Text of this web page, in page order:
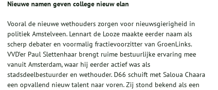
Nieuwe namen geven college nieuw elan
Vooral de nieuwe wethouders zorgen voor nieuwsgierigheid in
politiek Amstelveen. Lennart de Looze maakte eerder naam als
scherp debater en voormalig fractievoorzitter van GroenLinks.
VVD’er Paul Slettenhaar brengt ruime bestuurlijke ervaring mee
vanuit Amsterdam, waar hij eerder actief was als
stadsdeelbestuurder en wethouder. D66 schuift met Saloua Chaara
een opvallend nieuw talent naar voren. Zij stond bekend als een